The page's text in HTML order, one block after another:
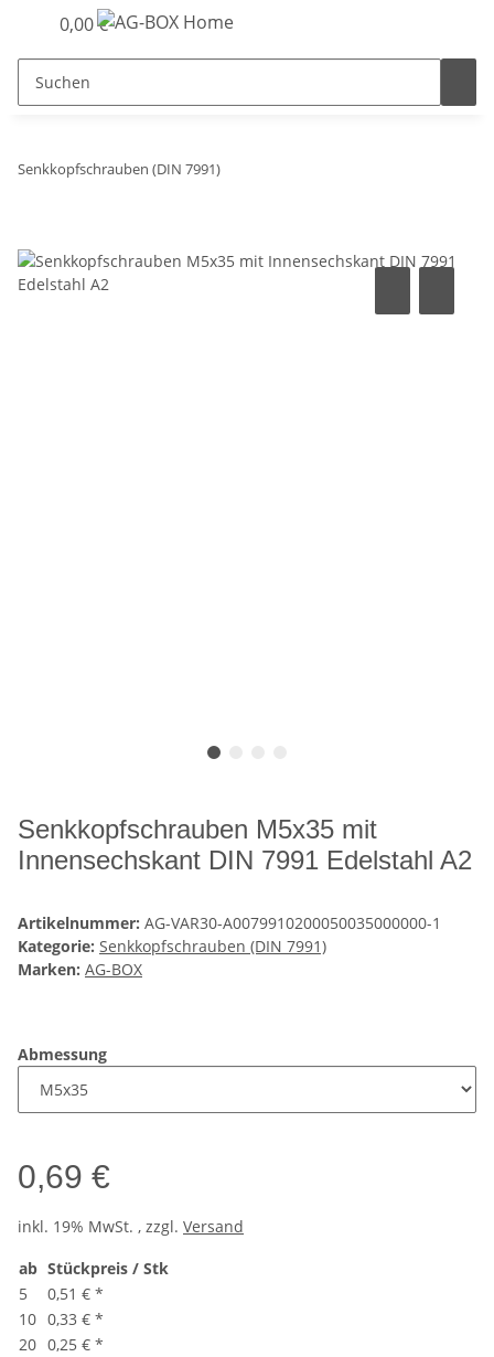
0,00 €
Senkkopfschrauben (DIN 7991)
Senkkopfschrauben M5x35 mit
Innensechskant DIN 7991 Edelstahl A2
Artikelnummer: AG-VAR30-A0079910200050035000000-1
Kategorie: Senkkopfschrauben (DIN 7991)
Marken: AG-BOX
Abmessung
0,69 €
inkl. 19% MwSt. , zzgl. Versand
ab Stückpreis / Stk
5
0,51 € *
10 0,33 € *
20 0,25 € *